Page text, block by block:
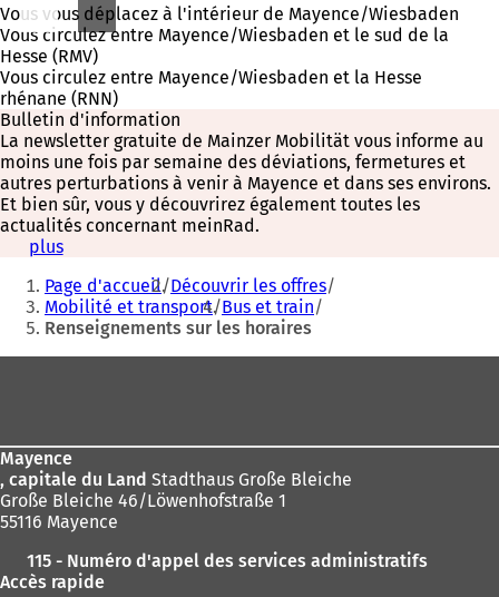
Vous vous déplacez à l'intérieur de Mayence/Wiesbaden
Vous circulez entre Mayence/Wiesbaden et le sud de la
Hesse (RMV)
Vous circulez entre Mayence/Wiesbaden et la Hesse
rhénane (RNN)
Bulletin d'information
La newsletter gratuite de Mainzer Mobilität vous informe au
moins une fois par semaine des déviations, fermetures et
autres perturbations à venir à Mayence et dans ses environs.
Et bien sûr, vous y découvrirez également toutes les
actualités concernant meinRad.
plus(
'
o
u
v
n
s
u
n
o
u
Vous
êtes
ici
:
Page d'accueil Découvrir les offres
Mobilité et transport Bus et train
Renseignements sur les horaires
Mayence
, capitale du Land Stadthaus Große Bleiche
Große Bleiche 46/Löwenhofstraße 1
55116 Mayence
115 - Numéro d'appel des services administratifs
Accès rapide